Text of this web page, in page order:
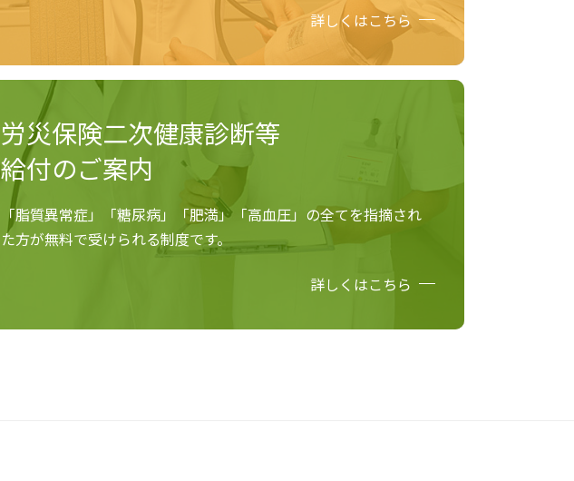
詳しくはこちら
労災保険二次健康診断等
給付のご案内
「脂質異常症」「糖尿病」「肥満」「高血圧」の全てを指摘され
た方が無料で受けられる制度です。
詳しくはこちら